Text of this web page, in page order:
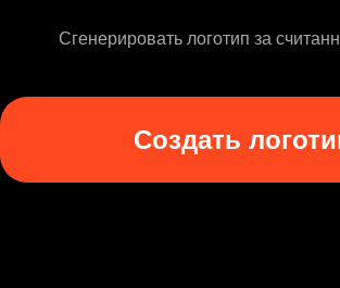
Сгенерировать логотип за
Создать